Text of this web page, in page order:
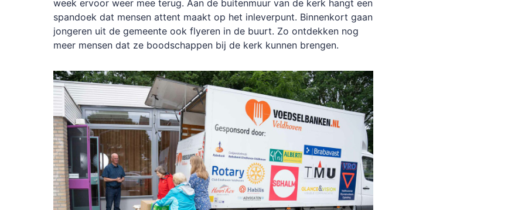
week ervoor weer mee terug. Aan de buitenmuur van de kerk hangt een
spandoek dat mensen attent maakt op het inleverpunt. Binnenkort gaan
jongeren uit de gemeente ook flyeren in de buurt. Zo ontdekken nog
meer mensen dat ze boodschappen bij de kerk kunnen brengen.